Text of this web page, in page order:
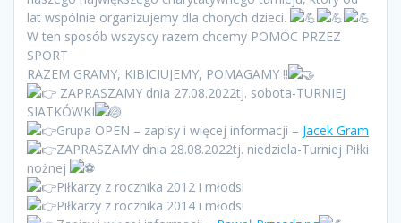
lat wspólnie organizujemy dla chorych dzieci.
W ten sposób wszyscy razem chcemy POMÓC PRZEZ
SPORT
RAZEM GRAMY, KIBICIUJEMY, POMAGAMY !!
ZAPRASZAMY dnia 27.08.2022tj. sobota-TURNIEJ
SIATKÓWKI
Grupa OPEN – zapisy i więcej informacji – Jacek Gram
ZAPRASZAMY dnia 28.08.2022tj. niedziela-Turniej Piłki
nożnej
Piłkarzy z rocznika 2012 i młodsi
Piłkarzy z rocznika 2014 i młodsi